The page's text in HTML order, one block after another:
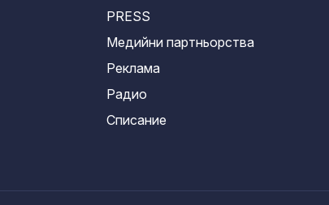
PRESS
Медийни партньорства
Реклама
Радио
Списание